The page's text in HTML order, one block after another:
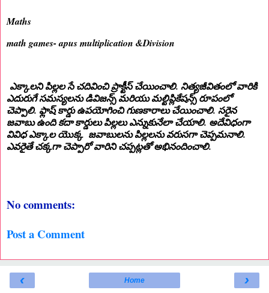
Maths
math games- apus multiplication &Division
ఎక్కాలని పిల్లల సే చదివించి ప్రాక్టీస్ చేయించాలి. నిత్యజీవితంలో వారికి
ఎదురుగే సమస్యలను డివిజన్స్ మరియు మల్టిప్లికేషన్స్ రూపంలో
చెప్పాలి. ఫ్లాష్ కార్డు ఉపయోగించి గుణకారాలు చేయించాలి. సరైన
జవాబు ఉంది కదా కార్డులు పిల్లలు ఎన్నుకునేలా చేయాలి. అదేవిధంగా
వివిధ ఎక్కాల యొక్క జవాబులను పిల్లలను వరుసగా చెప్పమనాలి.
ఎవరైతే చక్కగా చెప్పారో వారిని చప్పట్లతో అభినందించాలి.
No comments:
Post a Comment
‹ ›
Home